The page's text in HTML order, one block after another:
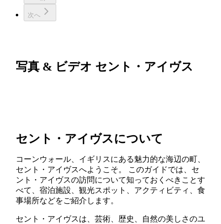
次へ
写真 & ビデオ セント・アイヴス
セント・アイヴスについて
コーンウォール、イギリスにある魅力的な海辺の町、
セント・アイヴスへようこそ。 このガイドでは、セ
ント・アイヴスの訪問について知っておくべきことす
べて、宿泊施設、観光スポット、アクティビティ、食
事場所などをご紹介します。
セント・アイヴスは、芸術、歴史、自然の美しさのユ